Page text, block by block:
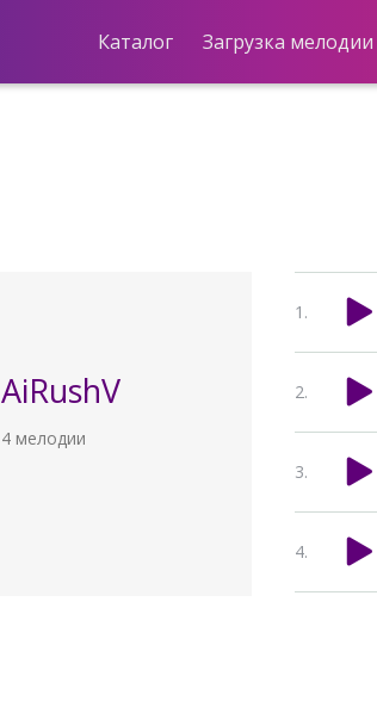
Каталог Загрузка мелодии
AiRushV
4 мелодии